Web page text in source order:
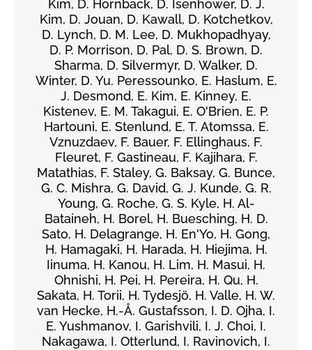
Kim, D. Hornback, D. Isenhower, D. J.
Kim, D. Jouan, D. Kawall, D. Kotchetkov,
D. Lynch, D. M. Lee, D. Mukhopadhyay,
D. P. Morrison, D. Pal, D. S. Brown, D.
Sharma, D. Silvermyr, D. Walker, D.
Winter, D. Yu. Peressounko, E. Haslum, E.
J. Desmond, E. Kim, E. Kinney, E.
Kistenev, E. M. Takagui, E. O'Brien, E. P.
Hartouni, E. Stenlund, E. T. Atomssa, E.
Vznuzdaev, F. Bauer, F. Ellinghaus, F.
Fleuret, F. Gastineau, F. Kajihara, F.
Matathias, F. Staley, G. Baksay, G. Bunce,
G. C. Mishra, G. David, G. J. Kunde, G. R.
Young, G. Roche, G. S. Kyle, H. Al-
Bataineh, H. Borel, H. Buesching, H. D.
Sato, H. Delagrange, H. En'Yo, H. Gong,
H. Hamagaki, H. Harada, H. Hiejima, H.
Iinuma, H. Kanou, H. Lim, H. Masui, H.
Ohnishi, H. Pei, H. Pereira, H. Qu, H.
Sakata, H. Torii, H. Tydesjö, H. Valle, H. W.
van Hecke, H.-Å. Gustafsson, I. D. Ojha, I.
E. Yushmanov, I. Garishvili, I. J. Choi, I.
Nakagawa, I. Otterlund, I. Ravinovich, I.